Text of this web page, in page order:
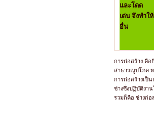
และโดด
เด่น จึงทำใ
อื่น
การก่อสร้าง คือ
สาธารณูปโภค
การก่อสร้างเป็
ช่างซึ่งปฏิบัติงา
รวมก็คือ ช่างก่อ